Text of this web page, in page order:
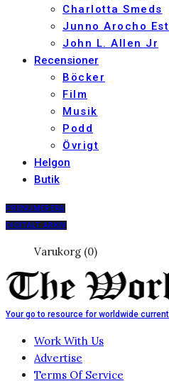
Charlotta Smeds
Junno Arocho
John L. Allen Jr
Recensioner
Böcker
Film
Musik
Podd
Övrigt
Helgon
Butik
PRENUMERERA
DIGITALT ARKIV
Varukorg (0)
Your go to resource for worldwide
Work With Us
Advertise
Terms Of Service